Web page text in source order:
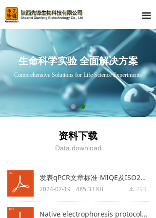
끀
首页
技术服务
资料下载
关于我们
生命科学实验 全面解决方案
Comprehensive Solutions for Life Science Experiments
资料下载
Data download
发表qPCR文章标准-MIQE及ISO20395.pdf
끂 293
2024-02-19 485.33 KB
Native electrophoresis protocol.pdf